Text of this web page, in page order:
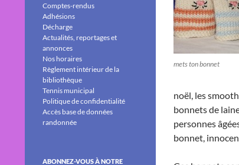
mets ton bonnet
noël, les
bonnets de
personnes
bonnet,
Comptes-rendus
Adhésions
Décharge
Actualités, reportages et
annonces
Nos horaires
Règlement intérieur de la
bibliothèque
Tennis municipal
Politique de confidentialité
Accès base de données
randonnée
ABONNEZ-VOUS À NOTRE